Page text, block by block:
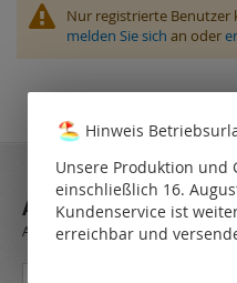
Nur registrierte Benutzer
melden Sie sich an oder
ABONNIEREN SIE
Always stay up to date and find
Hinweis
Unsere Produktion und
einschließlich 16.
Kundenservice ist
erreichbar und